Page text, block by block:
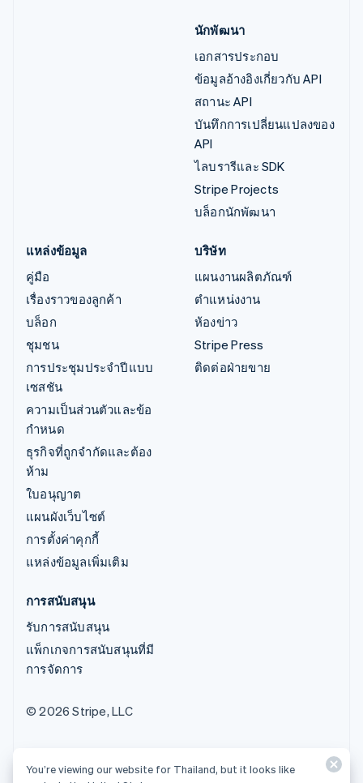
นักพัฒนา
เอกสารประกอบ
ข้อมูลอ้างอิงเกี่ยวกับ API
สถานะ API
บันทึกการเปลี่ยนแปลงของ
API
ไลบรารีและ SDK
Stripe Projects
บล็อกนักพัฒนา
แหล่งข้อมูล
คู่มือ
เรื่องราวของลูกค้า
บล็อก
ชุมชน
การประชุมประจำปีแบบ
เซสชัน
ความเป็นส่วนตัวและข้อ
กำหนด
ธุรกิจที่ถูกจำกัดและต้อง
ห้าม
ใบอนุญาต
แผนผังเว็บไซต์
การตั้งค่าคุกกี้
แหล่งข้อมูลเพิ่มเติม
บริษัท
แผนงานผลิตภัณฑ์
ตำแหน่งงาน
ห้องข่าว
Stripe Press
ติดต่อฝ่ายขาย
การสนับสนุน
รับการสนับสนุน
แพ็กเกจการสนับสนุนที่มี
การจัดการ
© 2026 Stripe, LLC
You’re viewing our website for Thailand, but it looks like